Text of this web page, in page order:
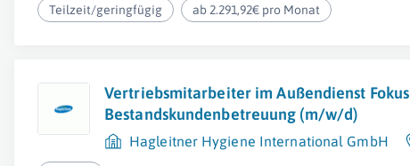
Teilzeit/geringfügig ab 2.291,92€ pro Monat
Vertriebsmitarbeiter im Außendienst Fokus
Bestandskundenbetreuung (m/w/d)
Hagleitner Hygiene International GmbH